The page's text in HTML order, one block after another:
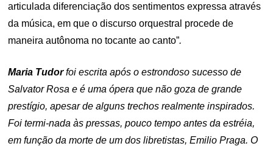
articulada diferenciação dos sentimentos expressa através
da música, em que o discurso orquestral procede de
maneira autônoma no tocante ao canto”.
Maria Tudorfoi escrita após o estrondoso sucesso de
Salvator Rosa e é uma ópera que não goza de grande
prestígio, apesar de alguns trechos realmente inspirados.
Foi termi-nada às pressas, pouco tempo antes da estréia,
em função da morte de um dos libretistas, Emilio Praga. O